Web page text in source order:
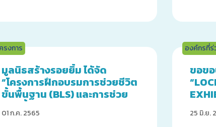
รงการ
มูลนิธสร้างรอยยิ้ม ได้จัด
“โครงการฝึกอบรมการช่วยชีวิต
ขั้นพื้นฐาน (BLS) และการช่วย
ชีวิตขั้นสูง (ACLS) และการช่วย
ชีวิตในเด็กขั้นสูง (PALS)”
01 ก.ค. 2565
องค์กรที่
ขอข
25 มิ.ย.